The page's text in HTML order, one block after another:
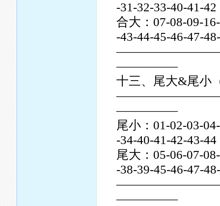
-31-32-33-40-41-42
合大：07-08-09-
-43-44-45-46-47-
—————
十三、尾大&尾小
—————
尾小：01-02-03-
-34-40-41-42-43-44
尾大：05-06-07-
-38-39-45-46-47-
—————